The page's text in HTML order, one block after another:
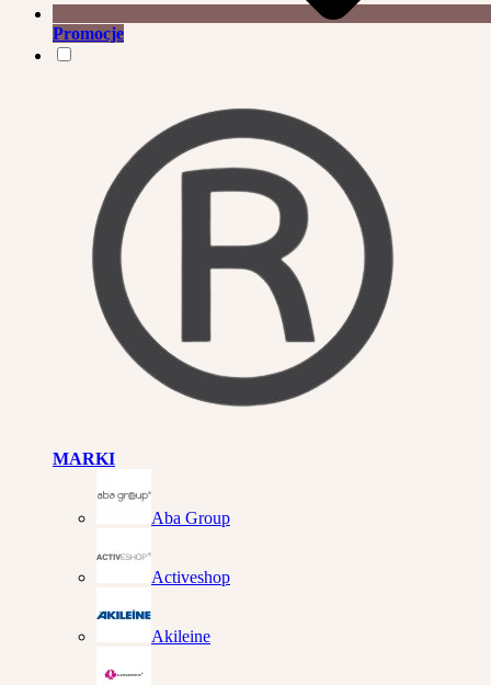
Promocje
MARKI
Aba Group
Activeshop
Akileine